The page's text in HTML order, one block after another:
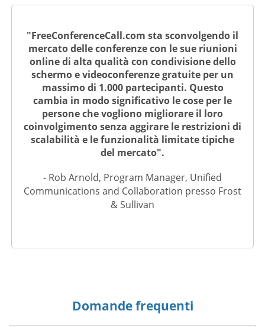
"FreeConferenceCall.com sta sconvolgendo il
mercato delle conferenze con le sue riunioni
online di alta qualità con condivisione dello
schermo e videoconferenze gratuite per un
massimo di 1.000 partecipanti. Questo
cambia in modo significativo le cose per le
persone che vogliono migliorare il loro
coinvolgimento senza aggirare le restrizioni di
scalabilità e le funzionalità limitate tipiche
del mercato".
- Rob Arnold, Program Manager, Unified
Communications and Collaboration presso Frost
& Sullivan
Domande frequenti